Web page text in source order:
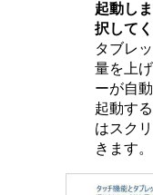
起動し
択して
タブレ
量を上
ーが自
起動す
はスク
きます。